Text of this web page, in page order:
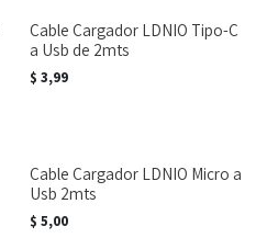
Cable Cargador LDNIO Tipo-C
a Usb de 2mts
$ 3,99
Cable Cargador LDNIO Micro a
Usb 2mts
$ 5,00